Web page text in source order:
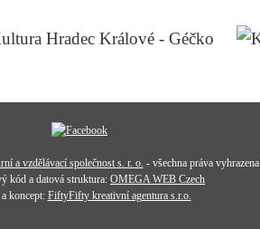
a vzdělávací společnost s. r. o. - všechna práva vyhrazena
kód a datová struktura: OMEGA WEB Czech
koncept: FiftyFifty kreativní agentura s.r.o.